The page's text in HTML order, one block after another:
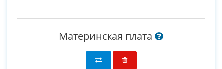
Материнская плата